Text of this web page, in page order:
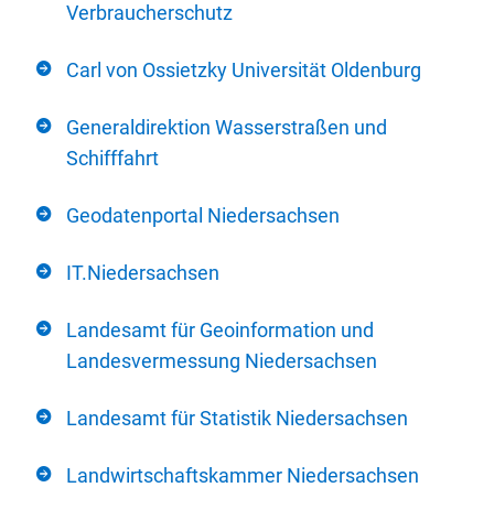
Verbraucherschutz
Carl von Ossietzky Universität Oldenburg
Generaldirektion Wasserstraßen und
Schifffahrt
Geodatenportal Niedersachsen
IT.Niedersachsen
Landesamt für Geoinformation und
Landesvermessung Niedersachsen
Landesamt für Statistik Niedersachsen
Landwirtschaftskammer Niedersachsen